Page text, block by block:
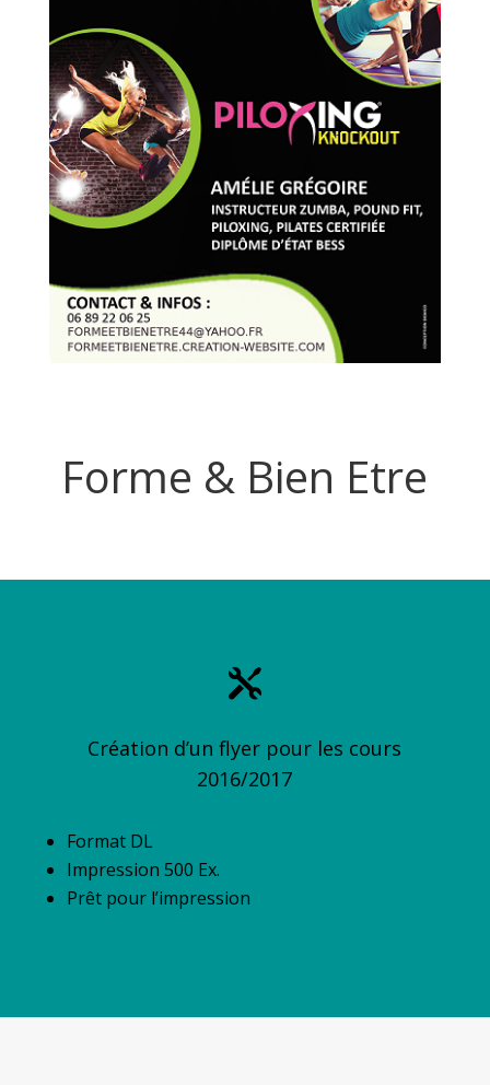
Forme & Bien Etre

Création d’un flyer pour les cours
2016/2017
Format DL
Impression 500 Ex.
Prêt pour l’impression